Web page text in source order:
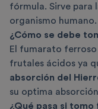
fórmula. Sirve para
organismo humano.
¿Cómo se debe
El fumarato
frutales ácidos ya
absorción del
su optima
¿Qué pasa si